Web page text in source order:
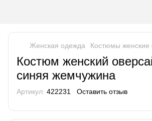
Женская одежда Костюмы женские
Костюм женский
синяя жемчужина
Артикул: 422231 Оставить отзыв